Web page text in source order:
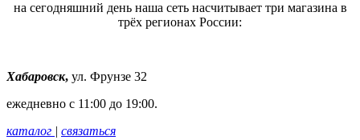
на сегодняшний день наша сеть насчитывает три магазина в
трёх регионах России:
Хабаровск, ул. Фрунзе 32
ежедневно с 11:00 до 19:00.
каталог | связаться